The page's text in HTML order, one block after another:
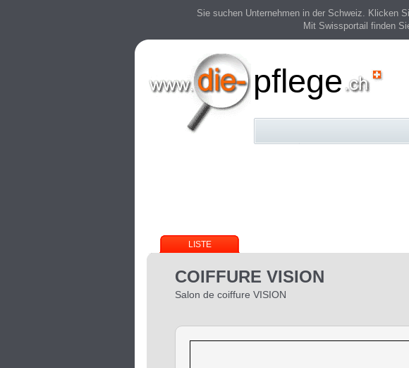
Sie suchen Unternehmen in der Schweiz. Klicken
Mit Swissportail finden
pflege
LISTE
COIFFURE VISION
Salon de coiffure VISION